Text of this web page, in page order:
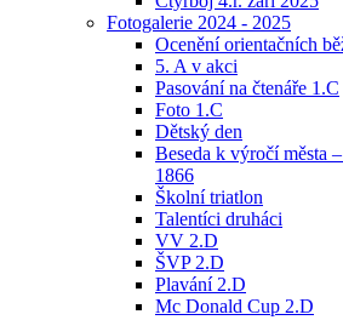
Fotogalerie 2024 - 2025
Ocenění orientačních
5. A v akci
Pasování na čtenáře 1.C
Foto 1.C
Dětský den
Beseda k výročí města
1866
Školní triatlon
Talentíci druháci
VV 2.D
ŠVP 2.D
Plavání 2.D
Mc Donald Cup 2.D